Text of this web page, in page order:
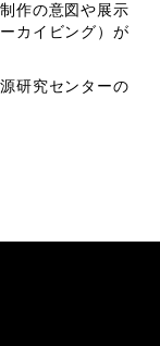
作の意図や展示
カイビング）が
研究センターの